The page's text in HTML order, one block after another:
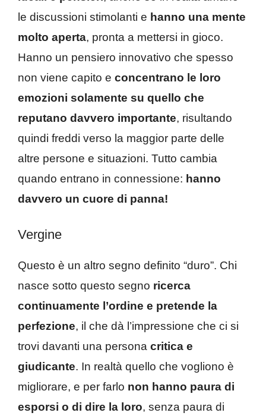
le discussioni stimolanti e hanno una mente
molto aperta, pronta a mettersi in gioco.
Hanno un pensiero innovativo che spesso
non viene capito e concentrano le loro
emozioni solamente su quello che
reputano davvero importante, risultando
quindi freddi verso la maggior parte delle
altre persone e situazioni. Tutto cambia
quando entrano in connessione: hanno
davvero un cuore di panna!
Vergine
Questo è un altro segno definito “duro”. Chi
nasce sotto questo segno ricerca
continuamente l’ordine e pretende la
perfezione, il che dà l’impressione che ci si
trovi davanti una persona critica e
giudicante. In realtà quello che vogliono è
migliorare, e per farlo non hanno paura di
esporsi o di dire la loro, senza paura di